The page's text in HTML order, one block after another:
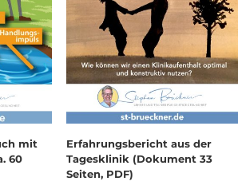
mit
60
Erfahrungsbericht aus der
Tagesklinik (Dokument 33
Seiten, PDF)